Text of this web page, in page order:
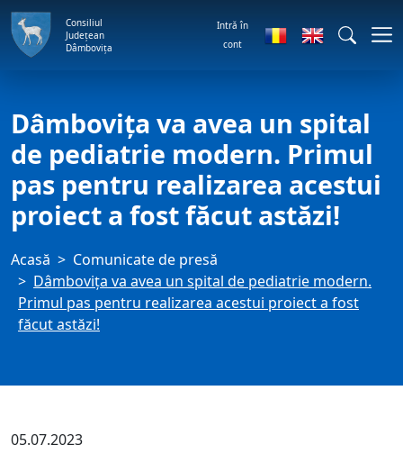
Consiliul
Județean
Dâmbovița
Intră în
cont
Dâmbovița va avea un spital
de pediatrie modern. Primul
pas pentru realizarea acestui
proiect a fost făcut astăzi!
Acasă
Comunicate de presă
Dâmbovița va avea un spital de pediatrie modern.
Primul pas pentru realizarea acestui proiect a fost
făcut astăzi!
05.07.2023